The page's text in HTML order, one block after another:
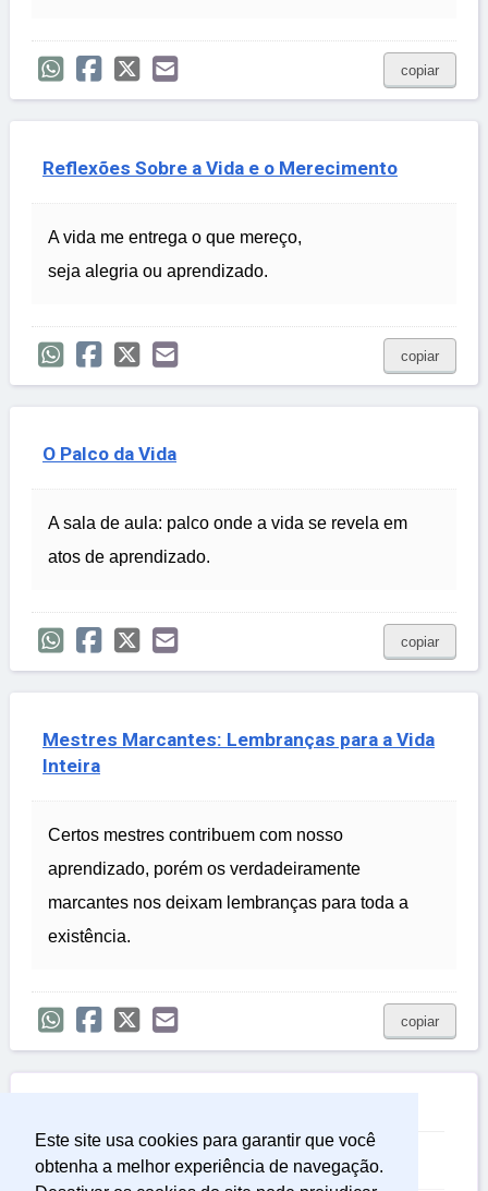
Este site usa cookies para garantir que você
obtenha a melhor experiência de navegação.
copiar
Reflexões Sobre a Vida e o Merecimento
A vida me entrega o que mereço,
seja alegria ou aprendizado.
copiar
O Palco da Vida
A sala de aula: palco onde a vida se revela em
atos de aprendizado.
copiar
Mestres Marcantes: Lembranças para a Vida
Inteira
Certos mestres contribuem com nosso
aprendizado, porém os verdadeiramente
marcantes nos deixam lembranças para toda a
existência.
copiar
Frases Sobre a Vida